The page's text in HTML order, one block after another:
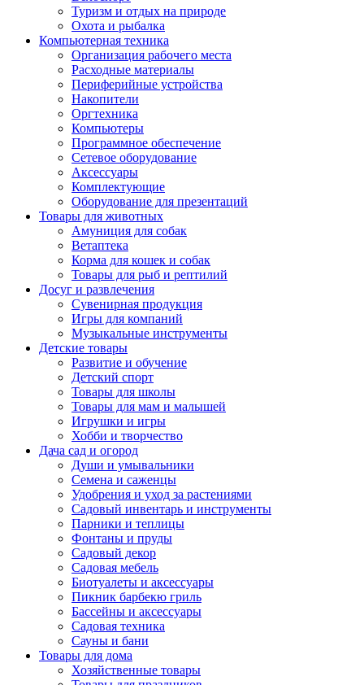
Туризм и отдых на природе
Охота и рыбалка
Компьютерная техника
Организация рабочего места
Расходные материалы
Периферийные устройства
Накопители
Оргтехника
Компьютеры
Программное обеспечение
Сетевое оборудование
Аксессуары
Комплектующие
Оборудование для презентаций
Товары для животных
Амуниция для собак
Ветаптека
Корма для кошек и собак
Товары для рыб и рептилий
Досуг и развлечения
Сувенирная продукция
Игры для компаний
Музыкальные инструменты
Детские товары
Развитие и обучение
Детский спорт
Товары для школы
Товары для мам и малышей
Игрушки и игры
Хобби и творчество
Дача сад и огород
Души и умывальники
Семена и саженцы
Удобрения и уход за растениями
Садовый инвентарь и инструменты
Парники и теплицы
Фонтаны и пруды
Садовый декор
Садовая мебель
Биотуалеты и аксессуары
Пикник барбекю гриль
Бассейны и аксессуары
Садовая техника
Сауны и бани
Товары для дома
Хозяйственные товары